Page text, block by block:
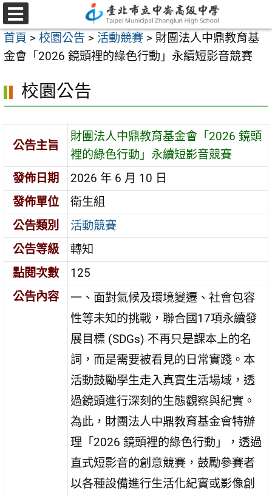
跳
至
主
要
容
選
單
首頁 > 校園公告 > 活動競賽 > 財團法人中鼎教育基
金會「2026 鏡頭裡的綠色行動」永續短影音競賽
校園公告
公告主旨
財團法人中鼎教育基金會「2026 鏡頭
裡的綠色行動」永續短影音競賽
發佈日期
2026 年 6 月 10 日
發佈單位
衛生組
公告類別
活動競賽
公告等級
轉知
點閱次數
125
公告內容
一、面對氣候及環境變遷、社會包容
性等未知的挑戰，聯合國17項永續發
展目標 (SDGs) 不再只是課本上的名
詞，而是需要被看見的日常實踐。本
活動鼓勵學生走入真實生活場域，透
過鏡頭進行深刻的生態觀察與紀實。
為此，財團法人中鼎教育基金會特辦
理「2026 鏡頭裡的綠色行動」，透過
直式短影音的創意競賽，鼓勵參賽者
以各種設備進行生活化紀實或影像創